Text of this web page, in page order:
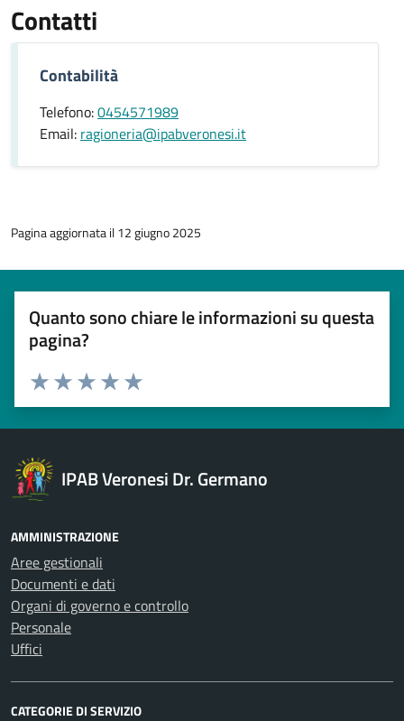
Contatti
Contabilità
Telefono:0454571989
Email: ragioneria@ipabveronesi.it
Pagina aggiornata il 12 giugno 2025
Quanto sono chiare le informazioni su questa
pagina?
Esprimi una valutazione
Valuta 5 stelle su 5
Valuta 4 stelle su 5
Valuta 3 stelle su 5
Valuta 2 stelle su 5
Valuta 1 stelle su 5
IPAB Veronesi Dr. Germano
AMMINISTRAZIONE
Aree gestionali
Documenti e dati
Organi di governo e controllo
Personale
Uffici
CATEGORIE DI SERVIZIO